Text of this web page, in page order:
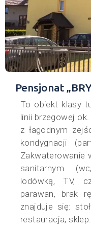
Pensjonat
To obiekt klasy
linii brzegowej
z łagodnym
kondygnacji
Zakwaterowanie
sanitarnym
lodówką, TV,
parawan, brak
znajduje się:
restauracja, sklep.